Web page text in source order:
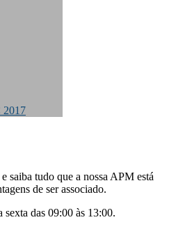
saiba tudo que a nossa APM está
de ser associado.
sexta das 09:00 às 13:00.